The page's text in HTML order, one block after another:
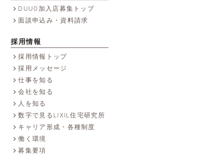
DUUO加入店募集トップ
面談申込み・資料請求
採用情報
採用情報トップ
採用メッセージ
仕事を知る
会社を知る
人を知る
数字で見るLIXIL住宅研究所
キャリア形成・各種制度
働く環境
募集要項